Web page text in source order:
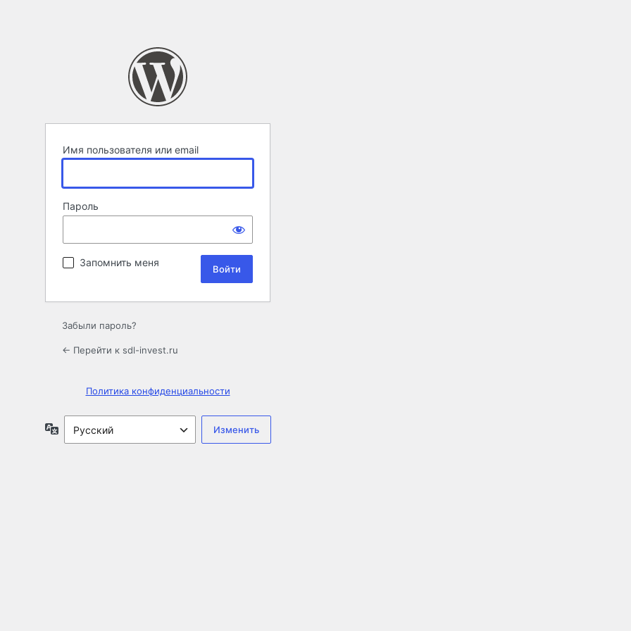
Имя пользователя или email
Пароль
Запомнить меня
Забыли пароль?
← Перейти к sdl-invest.ru
Политика конфиденциальности
Язык